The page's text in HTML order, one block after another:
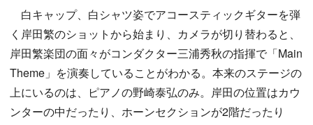
白キャップ、白シャツ姿でアコースティックギターを弾
く岸田繁のショットから始まり、カメラが切り替わると、
岸田繁楽団の面々がコンダクター三浦秀秋の指揮で「Main
Theme」を演奏していることがわかる。本来のステージの
上にいるのは、ピアノの野崎泰弘のみ。岸田の位置はカウ
ンターの中だったり、ホーンセクションが2階だったり